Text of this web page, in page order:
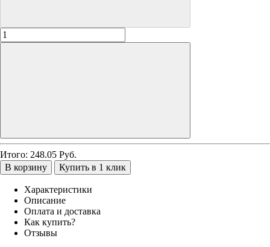
Итого: 248.05 Руб.
В корзину
Купить в 1 клик
Характеристики
Описание
Оплата и доставка
Как купить?
Отзывы